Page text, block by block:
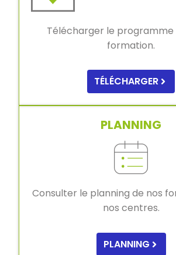
Télécharger le
formation.
TÉLÉCHARGER
PLANNING
Consulter le planning de nos
nos centres.
PLANNING